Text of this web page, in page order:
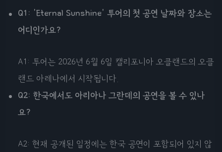
Q1: 'Eternal Sunshine' 투어의 첫 공연 날짜와 장소는
어디인가요?
A1: 투어는 2026년 6월 6일 캘리포니아 오클랜드의 오클
랜드 아레나에서 시작됩니다.
Q2: 한국에서도 아리아나 그란데의 공연을 볼 수 있나
요?
A2: 현재 공개된 일정에는 한국 공연이 포함되어 있지 않